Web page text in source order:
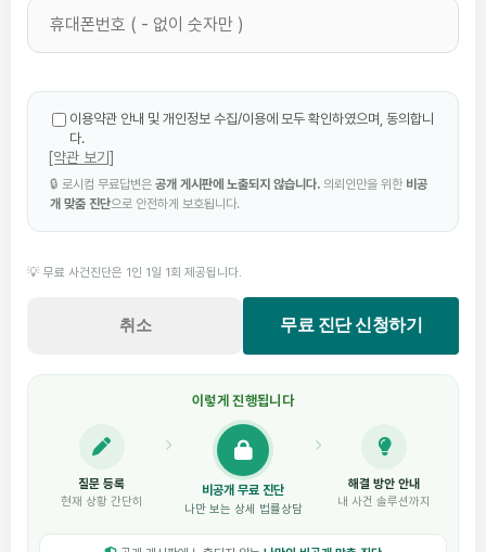
이용약관 안내 및 개인정보 수집/이용에 모두 확인하였으며, 동의합니
다.
[약관 보기]
🔒 로시컴 무료답변은 공개 게시판에 노출되지 않습니다. 의뢰인만을 위한 비공
개 맞춤 진단으로 안전하게 보호됩니다.
💡 무료 사건진단은 1인 1일 1회 제공됩니다.
취소 무료 진단 신청하기
이렇게 진행됩니다
질문 등록
현재 상황 간단히
비공개 무료 진단
나만 보는 상세 법률상담
해결 방안 안내
내 사건 솔루션까지